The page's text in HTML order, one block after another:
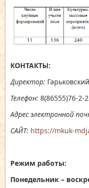
КОНТАКТЫ:
Директор:
Телефон: 8(86555)76-2-
Адрес электронной
САЙТ: https://mkuk-
Режим работы:
Понедельник –